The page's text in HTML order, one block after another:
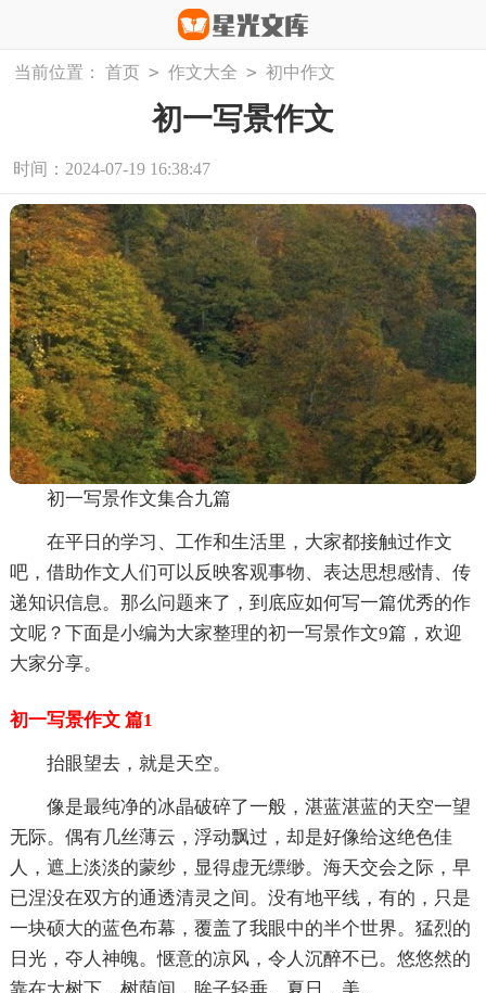
当前位置： 首页 > 作文大全 > 初中作文
初一写景作文
时间：2024-07-19 16:38:47
初一写景作文集合九篇
在平日的学习、工作和生活里，大家都接触过作文
吧，借助作文人们可以反映客观事物、表达思想感情、传
递知识信息。那么问题来了，到底应如何写一篇优秀的作
文呢？下面是小编为大家整理的初一写景作文9篇，欢迎
大家分享。
初一写景作文 篇1
抬眼望去，就是天空。
像是最纯净的冰晶破碎了一般，湛蓝湛蓝的天空一望
无际。偶有几丝薄云，浮动飘过，却是好像给这绝色佳
人，遮上淡淡的蒙纱，显得虚无缥缈。海天交会之际，早
已涅没在双方的通透清灵之间。没有地平线，有的，只是
一块硕大的蓝色布幕，覆盖了我眼中的半个世界。猛烈的
日光，夺人神魄。惬意的凉风，令人沉醉不已。悠悠然的